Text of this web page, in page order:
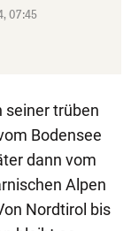
07:45
seiner trüben
Bodensee
dann vom
Alpen
Nordtirol bis